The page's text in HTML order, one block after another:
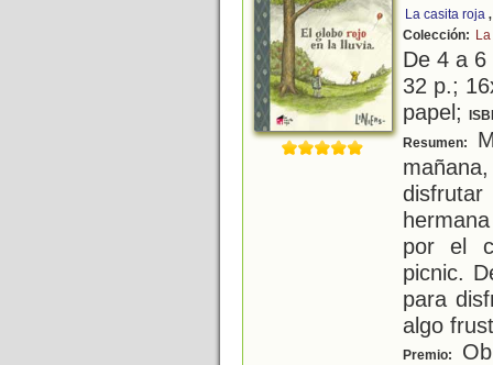
La casita roja
Colección:
De 4 a
32 p.;
papel;
Resumen:
por el
picnic.
para
algo
Premio: